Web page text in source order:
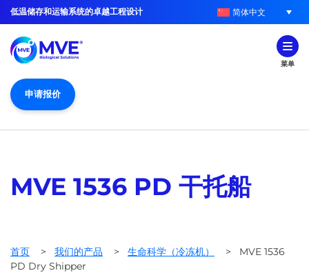
低温储存和运输系统的卓越工程设计 简体中文
菜单
申请报价
MVE 1536 PD 干托船
首页 > 我们的产品 > 生命科学（冷冻机） >
MVE 1536
PD Dry Shipper